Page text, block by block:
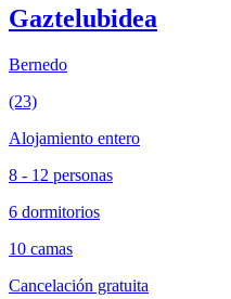
Gaztelubidea
Bernedo
(23)
Alojamiento entero
8 - 12 personas
6 dormitorios
10 camas
Cancelación gratuita